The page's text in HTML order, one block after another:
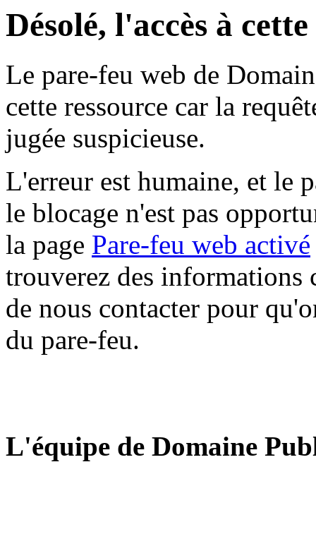
Désolé, l'accès à
Le pare-feu web de
cette ressource car la
jugée suspicieuse.
L'erreur est humaine, et le
le blocage n'est pas
la page Pare-feu web activé
trouverez des informations
de nous contacter pour
du pare-feu.
L'équipe de Domaine